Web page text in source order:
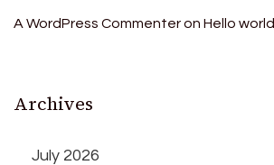
A WordPress Commenteron Hello
Archives
July 2026